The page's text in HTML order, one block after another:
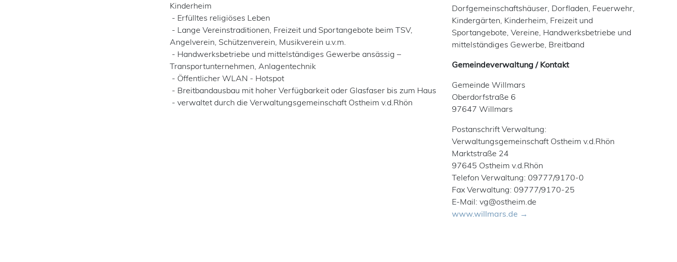
Kinderheim
- Erfülltes religiöses Leben
- Lange Vereinstraditionen, Freizeit und Sportangebote beim TSV,
Angelverein, Schützenverein, Musikverein u.v.m.
- Handwerksbetriebe und mittelständiges Gewerbe ansässig –
Transportunternehmen, Anlagentechnik
- Öffentlicher WLAN - Hotspot
- Breitbandausbau mit hoher Verfügbarkeit oder Glasfaser bis zum Haus
- verwaltet durch die Verwaltungsgemeinschaft Ostheim v.d.Rhön
Dorfgemeinschaftshäuser, Dorfladen, Feuerwehr,
Kindergärten, Kinderheim, Freizeit und
Sportangebote, Vereine, Handwerksbetriebe und
mittelständiges Gewerbe, Breitband
Gemeindeverwaltung / Kontakt
Gemeinde Willmars
Oberdorfstraße 6
97647 Willmars
Postanschrift Verwaltung:
Verwaltungsgemeinschaft Ostheim v.d.Rhön
Marktstraße 24
97645 Ostheim v.d.Rhön
Telefon Verwaltung: 09777/9170-0
Fax Verwaltung: 09777/9170-25
E-Mail: vg@ostheim.de
www.willmars.de